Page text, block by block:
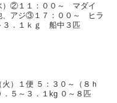
）②１１：００～ マダイ
アジ③１７：００～ ヒラ
．１ｋｇ 船中３匹
火）１便 ５：３０～（８ｈ
．５～３．１kg ０～８匹